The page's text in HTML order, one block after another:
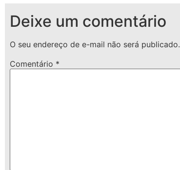
Deixe um comentário
O seu endereço de e-mail não será publicado.
Comentário *